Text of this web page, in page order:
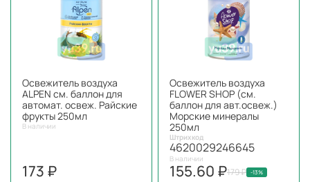
Освежитель воздуха
ALPEN см. баллон для
автомат. освеж. Райские
фрукты 250мл
В наличии
173 ₽
Освежитель воздуха
FLOWER SHOP (см.
баллон для авт.освеж.)
Морские минералы
250мл
Штрихкод
4620029246645
В наличии
155.60 ₽179 ₽ -13%